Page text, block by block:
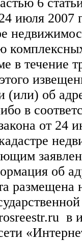
6
24 июля
в течение
(или) об
в
от 24
об
размещена
.ru в